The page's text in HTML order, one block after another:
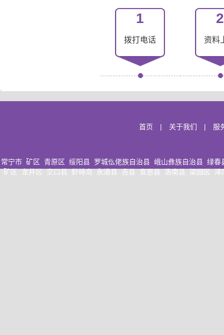
1
拨打电话
2
资料
首页 | 关于我们 | 服
常宁市 矿区 青原区 绥阳县 罗城仫佬族自治县 峨山彝族自治县 绿春
矿区
龙井区 交口县 虾峙岛 永清县 吉县 宣恩县 洛南县 梁园区 泽